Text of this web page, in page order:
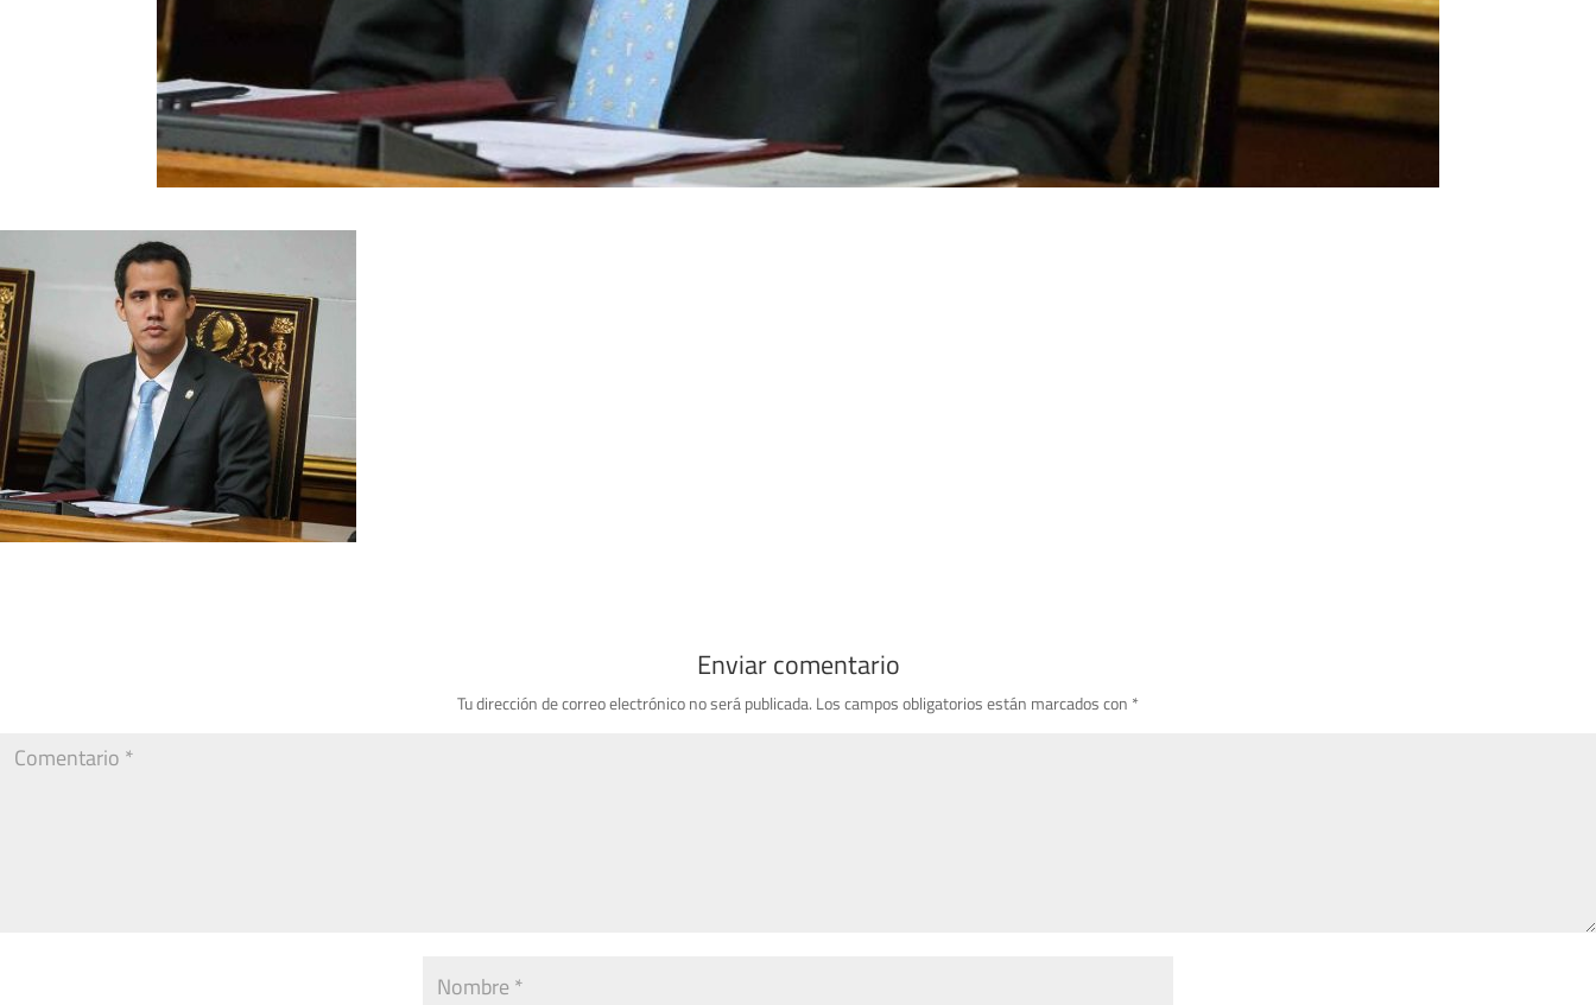
Enviar comentario
Tu dirección de correo electrónico no será publicada. Los campos obligatorios están marcados con *